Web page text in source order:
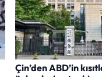
Çin’den ABD’in